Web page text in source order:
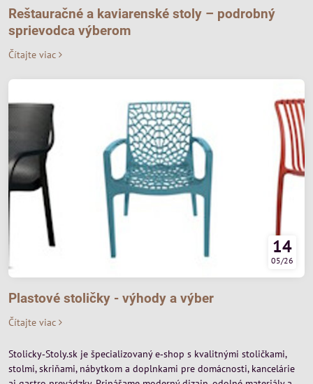
Reštauračné a kaviarenské stoly – podrobný
sprievodca výberom
Čítajte viac
14
05/26
Plastové stoličky - výhody a výber
Čítajte viac
Stolicky‑Stoly.sk je špecializovaný e‑shop s kvalitnými stoličkami,
stolmi, skriňami, nábytkom a doplnkami pre domácnosti, kancelárie